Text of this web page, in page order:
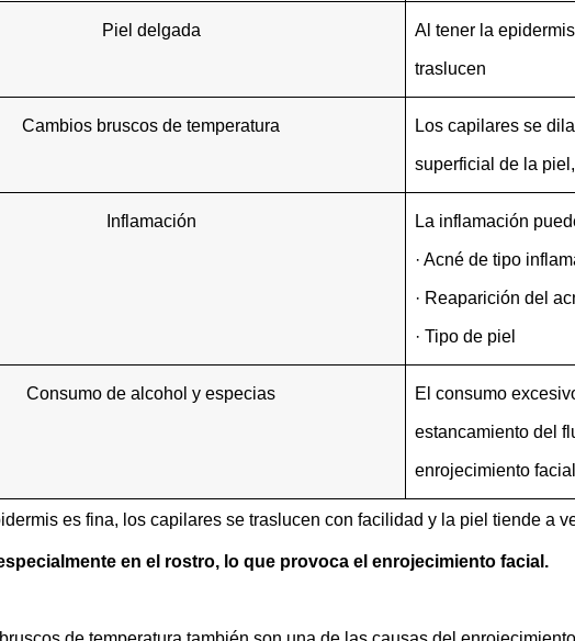
Piel delgada Al tener la
traslucen
Cambios bruscos de temperatura Los capilares se
superficial de la
Inflamación La inflamación
· Acné de tipo
· Reaparición del
· Tipo de piel
Consumo de alcohol y especias El consumo
estancamiento del
enrojecimiento facial
es fina, los capilares se traslucen con facilidad y la piel tiende a
en el rostro, lo que provoca el enrojecimiento facial.